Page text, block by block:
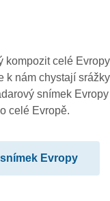
kompozit celé
k nám chystají
snímek
celé Evropě.
Evropy